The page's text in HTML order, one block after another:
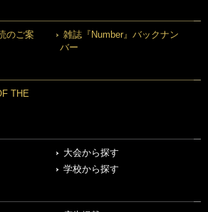
のご案
雑誌『Number』バックナン
バー
THE
大会から探す
学校から探す